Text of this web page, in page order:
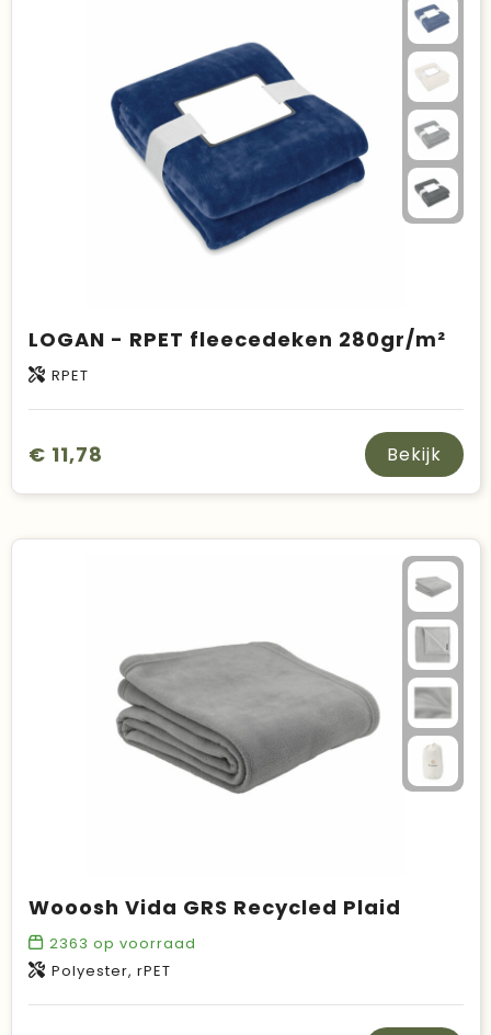
LOGAN - RPET fleecedeken 280gr/m²
RPET
€ 11,78 Bekijk
Wooosh Vida GRS Recycled Plaid
2363 op voorraad
Polyester, rPET